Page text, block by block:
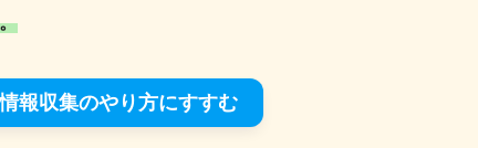
報収集のやり方にすすむ